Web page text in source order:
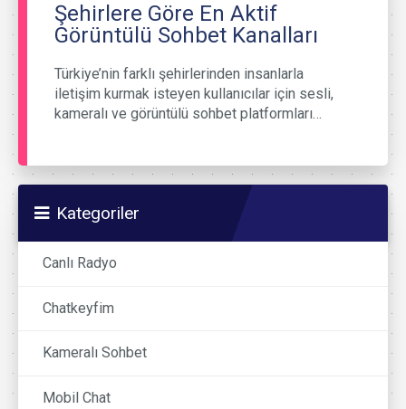
Şehirlere Göre En Aktif
Görüntülü Sohbet Kanalları
Türkiye’nin farklı şehirlerinden insanlarla
iletişim kurmak isteyen kullanıcılar için sesli,
kameralı ve görüntülü sohbet platformları…
Kategoriler
Canlı Radyo
Chatkeyfim
Kameralı Sohbet
Mobil Chat